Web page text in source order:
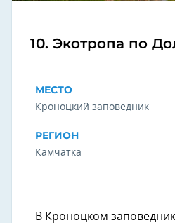
10. Экотропа по
МЕСТО
Кроноцкий заповедник
РЕГИОН
Камчатка
В Кроноцком